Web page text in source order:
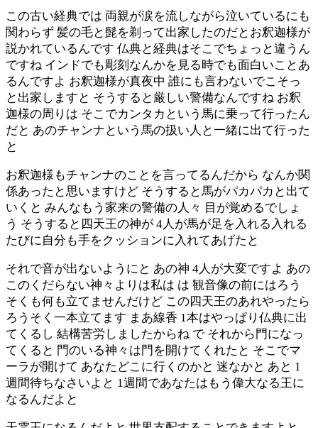
この古い経典では 両親が涙を流しながら泣いているにも
関わらず 髪の毛と髭を剃って出家したのだとお釈迦様が
説かれているんです 仏典と経典はそこでちょっと違うん
ですね インドでも彫刻なんかを見る時でも面白いことあ
るんですよ お釈迦様が真夜中 誰にも言わないでこそっ
と出家しますと そうすると厳しい警備なんですね お釈
迦様の周りは そこでカンタカという馬に乗って行ったん
だと あのチャンナという馬の扱い人と一緒に出て行った
と
お釈迦様もチャンナのことを言ってるんだから なんか関
係あったと思いますけど そうすると馬がパカパカと出て
いくと みんなもう家来の警備の人々 目が覚めるでしょ
う そうすると四天王の神が 4人が馬が足を入れる入れる
たびに自分も手をクッションに入れてあげたと
それで音が出ないようにと あの神 4人が大変ですよ あの
このくだらない神々よりは私は は 観音像の前にはろう
そくも何も立てませんだけど この四天王のあれやったら
ろうそく一本立てます まあ線香 1本はやっぱり仏典に出
てくるし 結構苦労しましたからね で それから門になっ
てくると 門のいる神々は門を開けてくれたと そこでマ
ーラが開けて あなたどこに行くのかと 迷なかと あと 1
週間待ちなさいよと 1週間であなたはもう偉大なる王に
なるんだよと